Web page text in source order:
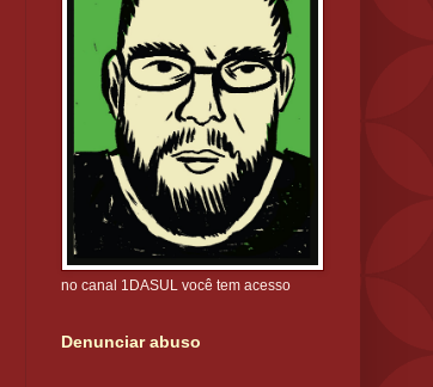
no canal 1DASUL você tem acesso
Denunciar abuso